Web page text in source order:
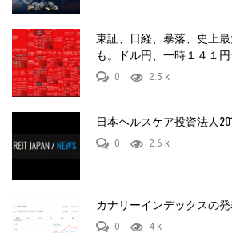
東証、日経、暴落、史上
も。ドル円、一時１４１
0 2.5 k
日本ヘルスケア投資法人
0 2.6 k
カナリーインデックスの
0 4 k